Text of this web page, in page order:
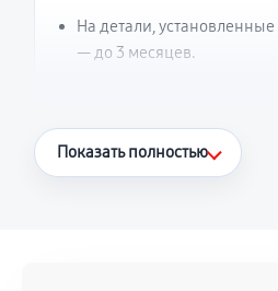
На детали,
— до 3 месяцев.
Что считается
Показать полностью